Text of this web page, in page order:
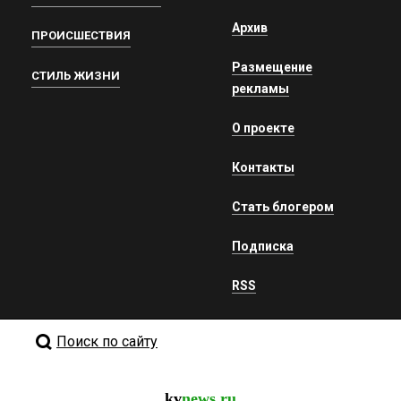
ПРОИСШЕСТВИЯ
СТИЛЬ ЖИЗНИ
Архив
Размещение
рекламы
О проекте
Контакты
Стать блогером
Подписка
RSS
Поиск по сайту